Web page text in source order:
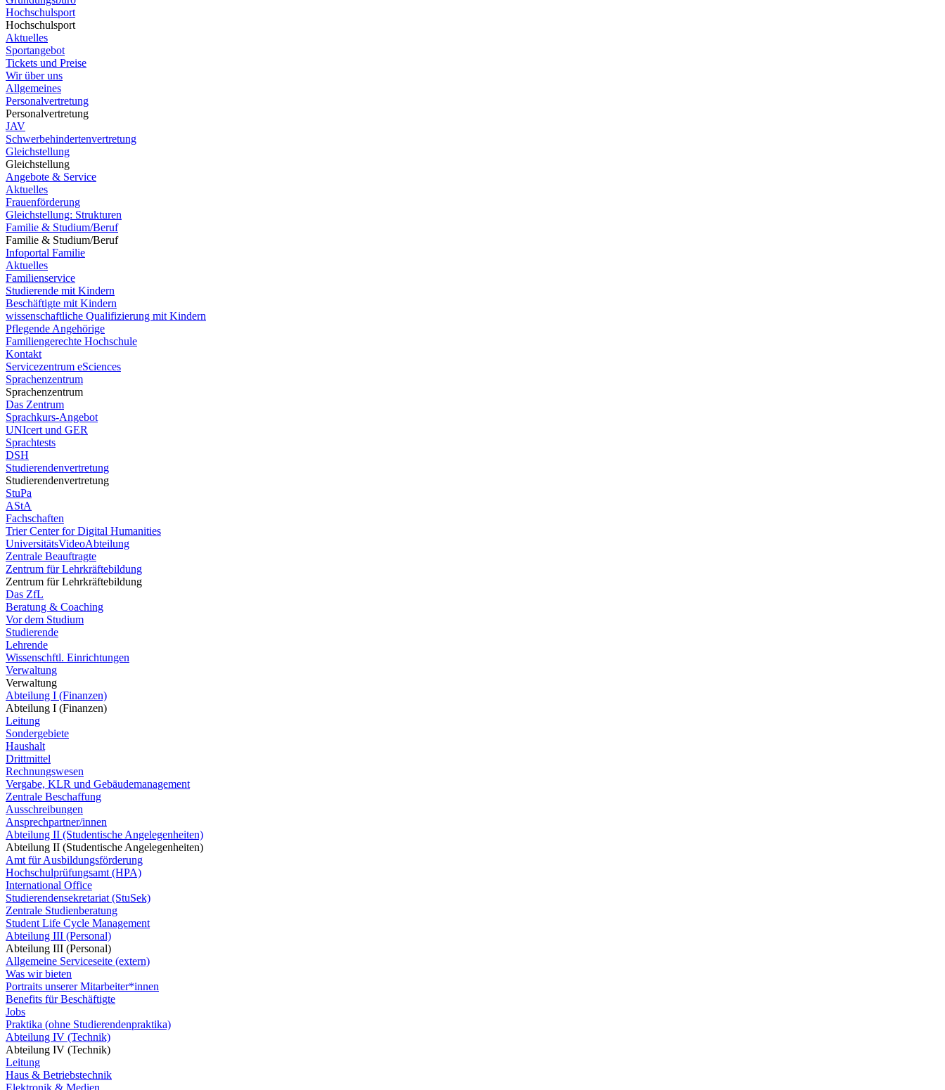
Hochschulsport
Hochschulsport
Aktuelles
Sportangebot
Tickets und Preise
Wir über uns
Allgemeines
Personalvertretung
Personalvertretung
JAV
Schwerbehindertenvertretung
Gleichstellung
Gleichstellung
Angebote & Service
Aktuelles
Frauenförderung
Gleichstellung: Strukturen
Familie & Studium/Beruf
Familie & Studium/Beruf
Infoportal Familie
Aktuelles
Familienservice
Studierende mit Kindern
Beschäftigte mit Kindern
wissenschaftliche Qualifizierung mit Kindern
Pflegende Angehörige
Familiengerechte Hochschule
Kontakt
Servicezentrum eSciences
Sprachenzentrum
Sprachenzentrum
Das Zentrum
Sprachkurs-Angebot
UNIcert und GER
Sprachtests
DSH
Studierendenvertretung
Studierendenvertretung
StuPa
AStA
Fachschaften
Trier Center for Digital Humanities
UniversitätsVideoAbteilung
Zentrale Beauftragte
Zentrum für Lehrkräftebildung
Zentrum für Lehrkräftebildung
Das ZfL
Beratung & Coaching
Vor dem Studium
Studierende
Lehrende
Wissenschftl. Einrichtungen
Verwaltung
Verwaltung
Abteilung I (Finanzen)
Abteilung I (Finanzen)
Leitung
Sondergebiete
Haushalt
Drittmittel
Rechnungswesen
Vergabe, KLR und Gebäudemanagement
Zentrale Beschaffung
Ausschreibungen
Ansprechpartner/innen
Abteilung II (Studentische Angelegenheiten)
Abteilung II (Studentische Angelegenheiten)
Amt für Ausbildungsförderung
Hochschulprüfungsamt (HPA)
International Office
Studierendensekretariat (StuSek)
Zentrale Studienberatung
Student Life Cycle Management
Abteilung III (Personal)
Abteilung III (Personal)
Allgemeine Serviceseite (extern)
Was wir bieten
Portraits unserer Mitarbeiter*innen
Benefits für Beschäftigte
Jobs
Praktika (ohne Studierendenpraktika)
Abteilung IV (Technik)
Abteilung IV (Technik)
Leitung
Haus & Betriebstechnik
Elektronik & Medien